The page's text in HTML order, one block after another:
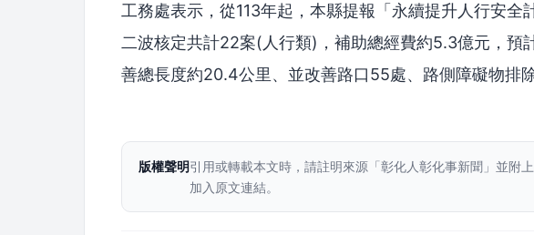
工務處表示，從113年起，本縣提報「永續提升人行安全
二波核定共計22案(人行類)，補助總經費約5.3億元，預
善總長度約20.4公里、並改善路口55處、路側障礙物排
版權聲明引用或轉載本文時，請註明來源「彰化人彰化事新聞」並附上
加入原文連結。